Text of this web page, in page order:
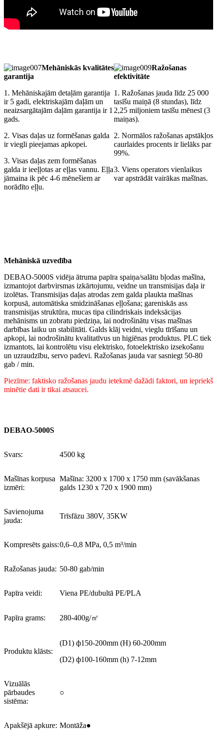
Mehāniskās kvalitātes
garantija
1. Mehāniskajām detaļām garantija
ir 5 gadi, elektriskajām daļām un
neaizsargātajām daļām garantija ir 1
gads.
2. Visas daļas uz formēšanas galda
ir viegli pieejamas apkopei.
3. Visas daļas zem formēšanas
galda ir ieeļļotas ar eļļas vannu. Eļļa
jāmaina ik pēc 4-6 mēnešiem ar
norādīto eļļu.
Ražošanas
efektivitāte
1. Ražošanas jauda līdz 25 000
tasīšu maiņā (8 stundas), līdz
2,25 miljoniem tasīšu mēnesī (3
maiņas).
2. Normālos ražošanas apstākļos
caurlaides procents ir lielāks par
99%.
3. Viens operators vienlaikus
var apstrādāt vairākas mašīnas.
Mehāniskā uzvedība
DEBAO-5000S vidēja ātruma papīra spaiņa/salātu bļodas mašīna,
izmantojot darbvirsmas izkārtojumu, veidne un transmisijas daļa ir
izolētas. Transmisijas daļas atrodas zem galda plaukta mašīnas
korpusā, automātiska smidzināšanas eļļošana; gareniskās ass
transmisijas struktūra, mucas tipa cilindriskais indeksācijas
mehānisms un zobratu piedziņa, lai nodrošinātu visas mašīnas
darbības laiku un stabilitāti. Galds klāj veidni, vieglu tīrīšanu un
apkopi, lai nodrošinātu kvalitatīvus un higiēnas produktus. PLC tiek
izmantots, lai kontrolētu visu elektrisko, fotoelektrisko izsekošanu
un uzraudzību, servo padevi. Ražošanas jauda var sasniegt 50-80
gab / min.
Piezīme: faktisko ražošanas jaudu ietekmē dažādi faktori, un iepriekš
minētie dati ir tikai atsaucei.
DEBAO-5000S
Svars: 4500 kg
Mašīnas korpusa
izmēri:
Mašīna: 3200 x 1700 x 1750 mm (savākšanas
galds 1230 x 720 x 1900 mm)
Savienojuma
jauda:
Trīsfāzu 380V, 35KW
Kompresēts gaiss:0,6–0,8 MPa, 0,5 m³/min
Ražošanas jauda: 50-80 gab/min
Papīra veidi: Viena PE/dubultā PE/PLA
Papīra grams: 280-400g/㎡
Produktu klāsts:
(D1) ф150-200mm (H) 60-200mm
(D2) ф100-160mm (h) 7-12mm
Vizuālās
pārbaudes
sistēma:
○
Apakšējā apkure: Montāža●